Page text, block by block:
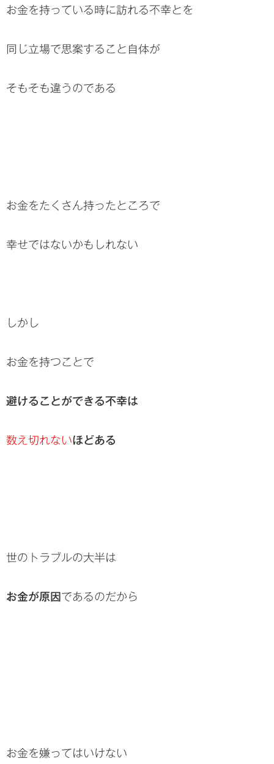
お金を持っている時に訪れる不幸とを
同じ立場で思案すること自体が
そもそも違うのである
お金をたくさん持ったところで
幸せではないかもしれない
しかし
お金を持つことで
避けることができる不幸は
数え切れないほどある
世のトラブルの大半は
お金が原因 であるのだから
お金を嫌ってはいけない